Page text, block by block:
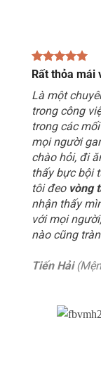
Rất thỏa mái
Là một
trong công
trong các
mọi người
chào hỏi, đi
thấy bực bội
tôi đeo vòng
nhận thấy
với mọi
nào cũng
Tiến Hải